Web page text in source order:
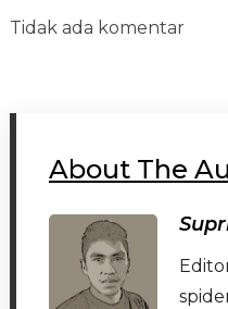
Tidak ada komentar
About The